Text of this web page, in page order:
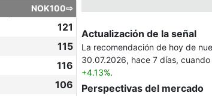
NOK100⇨
121
115
116
106
Actualización de la señal
La recomendación de hoy de
30.07.2026, hace 7 días,
+4.13%.
Perspectivas del mercado